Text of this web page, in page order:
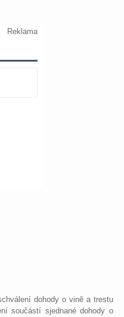
dohody o vině a trestu
součástí sjednané dohody o